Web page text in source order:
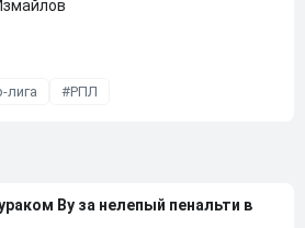
лига РПЛ
Ву за нелепый пенальти в